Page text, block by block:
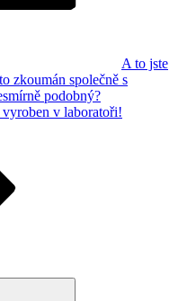
A to jste
zkoumán společně s
podobný?
v laboratoři!